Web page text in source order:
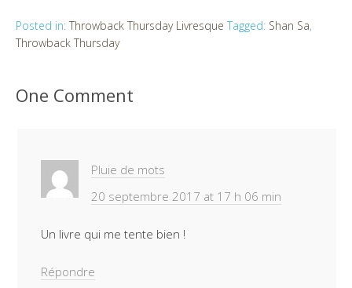
Posted in: Throwback Thursday Livresque Tagged: Shan Sa,
Throwback Thursday
One Comment
Pluie de mots
20 septembre 2017 at 17 h 06 min
Un livre qui me tente bien !
Répondre